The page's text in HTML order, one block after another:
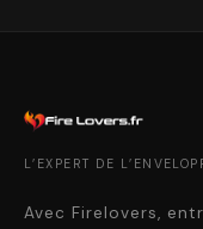
L’EXPERT DE
Avec Firelovers,